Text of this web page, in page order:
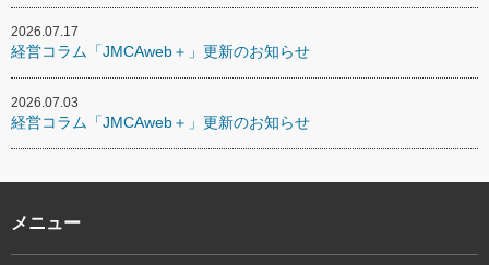
2026.07.17
経営コラム「JMCAweb＋」更新のお知らせ
2026.07.03
経営コラム「JMCAweb＋」更新のお知らせ
メニュー